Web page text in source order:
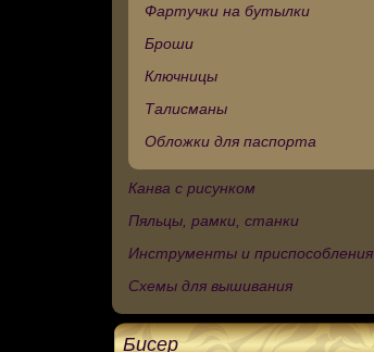
Фартучки на бутылки
Броши
Ключницы
Талисманы
Обложки для паспорта
Канва с рисунком
Пяльцы, рамки, станки
Инструменты и приспособления
Схемы для вышивания
Бисер